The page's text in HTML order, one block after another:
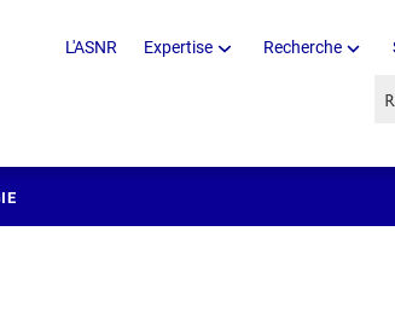
L'ASNR Expertise Recherche